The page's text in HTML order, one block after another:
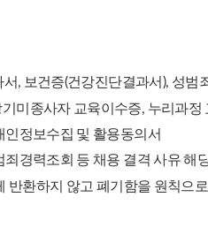
, 보건증(건강진단결과서), 성
미종사자 교육이수증, 누리과
정보수집 및 활용동의서
경력조회 등 채용 결격 사유 해
반환하지 않고 폐기함을 원칙으